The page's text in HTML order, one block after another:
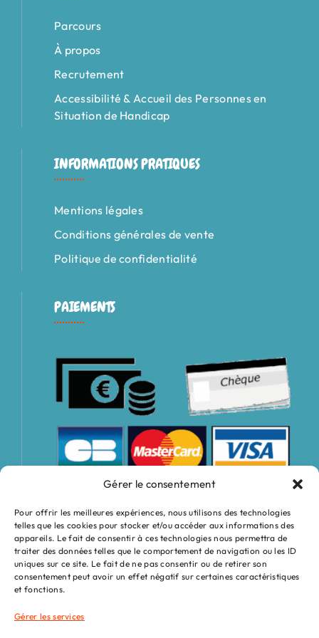
Gérer le consentement
Pour offrir les meilleures expériences, nous utilisons des technologies
telles que les cookies pour stocker et/ou accéder aux informations des
appareils. Le fait de consentir à ces technologies nous permettra de
traiter des données telles que le comportement de navigation ou les ID
uniques sur ce site. Le fait de ne pas consentir ou de retirer son
consentement peut avoir un effet négatif sur certaines caractéristiques
et fonctions.
Gérer les services
Parcours
À propos
Recrutement
Accessibilité & Accueil des Personnes en
Situation de Handicap
INFORMATIONS PRATIQUES
Mentions légales
Conditions générales de vente
Politique de confidentialité
PAIEMENTS